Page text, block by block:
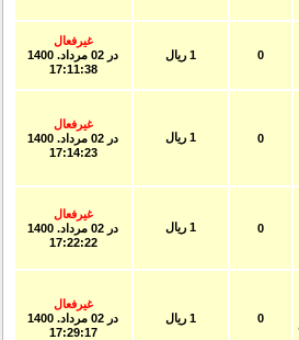
غیرفعال
در
02 مرداد. 1400
17:11:38
غیرفعال
در
02 مرداد. 1400
17:14:23
غیرفعال
در
02 مرداد. 1400
17:22:22
غیرفعال
در
02 مرداد. 1400
17:29:17